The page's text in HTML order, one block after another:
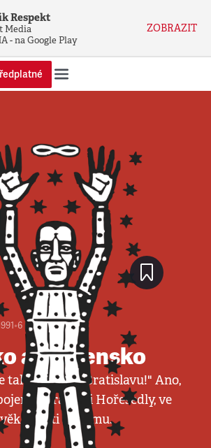
Respekt
Media
- na Google Play
ZOBRAZIT
•6 minut
a Slovensko
také bojem o Bratislavu!" Ano,
o Prahu či Hořesedly, ve
proti systému.